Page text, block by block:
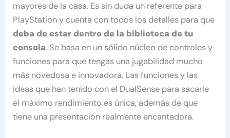
mayores de la casa. Es sin duda un referente para
PlayStation y cuenta con todos los detalles para que
deba de estar dentro de la biblioteca de tu
consola. Se basa en un sólido núcleo de controles y
funciones para que tengas una jugabilidad mucho
más novedosa e innovadora. Las funciones y las
ideas que han tenido con el DualSense para sacarle
el máximo rendimiento es única, además de que
tiene una presentación realmente encantadora.